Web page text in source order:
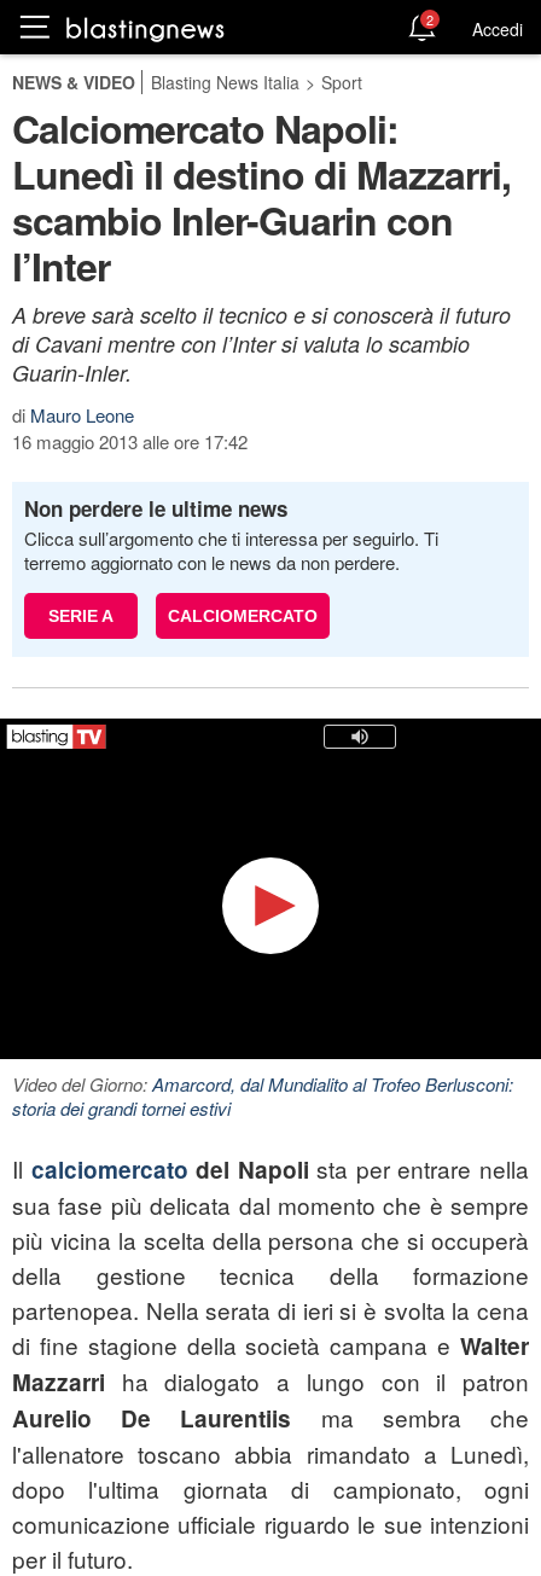
2 Accedi
NEWS & VIDEO Blasting News Italia > Sport
Calciomercato Napoli:
Lunedì il destino di Mazzarri,
scambio Inler-Guarin con
l’Inter
A breve sarà scelto il tecnico e si conoscerà il futuro
di Cavani mentre con l’Inter si valuta lo scambio
Guarin-Inler.
di Mauro Leone
16 maggio 2013 alle ore 17:42
Non perdere le ultime news
Clicca sull’argomento che ti interessa per seguirlo. Ti
terremo aggiornato con le news da non perdere.
SERIE A CALCIOMERCATO
Video del Giorno:Amarcord, dal Mundialito al Trofeo Berlusconi:
storia dei grandi tornei estivi
Il calciomercato del Napoli sta per entrare nella
sua fase più delicata dal momento che è sempre
più vicina la scelta della persona che si occuperà
della gestione tecnica della formazione
partenopea. Nella serata di ieri si è svolta la cena
di fine stagione della società campana e Walter
Mazzarri ha dialogato a lungo con il patron
Aurelio De Laurentiis ma sembra che
l'allenatore toscano abbia rimandato a Lunedì,
dopo l'ultima giornata di campionato, ogni
comunicazione ufficiale riguardo le sue intenzioni
per il futuro.